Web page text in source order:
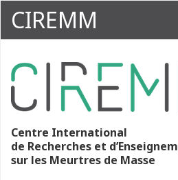
CIREMM
Centre International
de Recherches et
sur les Meurtres de Masse